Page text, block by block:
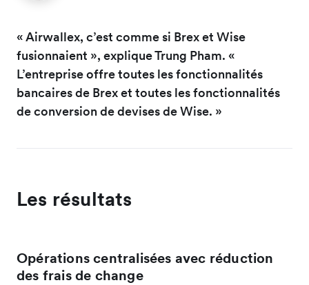
« Airwallex, c’est comme si Brex et Wise
fusionnaient », explique Trung Pham. «
L’entreprise offre toutes les fonctionnalités
bancaires de Brex et toutes les fonctionnalités
de conversion de devises de Wise. »
Les résultats
Opérations centralisées avec réduction
des frais de change